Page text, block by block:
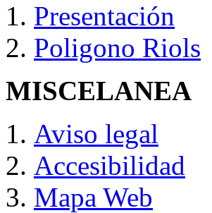
Presentación
Poligono Riols
MISCELANEA
Aviso legal
Accesibilidad
Mapa Web